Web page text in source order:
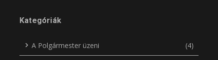
Kategóriák
A Polgármester üzeni (4)